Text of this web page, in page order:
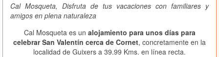
Cal Mosqueta, Disfruta de tus vacaciones con familiares y
amigos en plena naturaleza
Cal Mosqueta es un alojamiento para unos días para
celebrar San Valentín cerca de Cornet, concretamente en la
localidad de Guixers a 39.99 Kms. en línea recta.